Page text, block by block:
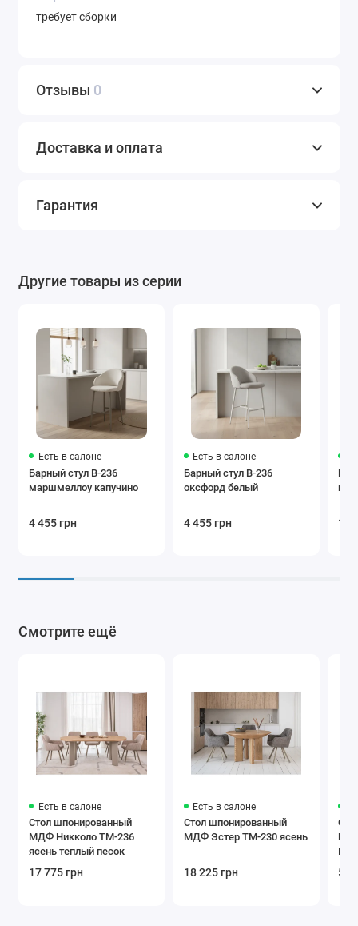
требует сборки
Отзывы 0
Доставка и оплата
Гарантия
Другие товары из серии
Есть в салоне
Барный стул B-236
маршмеллоу капучино
4 455 грн
Есть в салоне
Барный стул B-236
оксфорд белый
4 455 грн 18
Смотрите ещё
Есть в салоне
Стол шпонированный
МДФ Никколо TM-236
ясень теплый песок
17 775 грн
Есть в салоне
Стол шпонированный
МДФ Эстер TM-230 ясень
18 225 грн 5